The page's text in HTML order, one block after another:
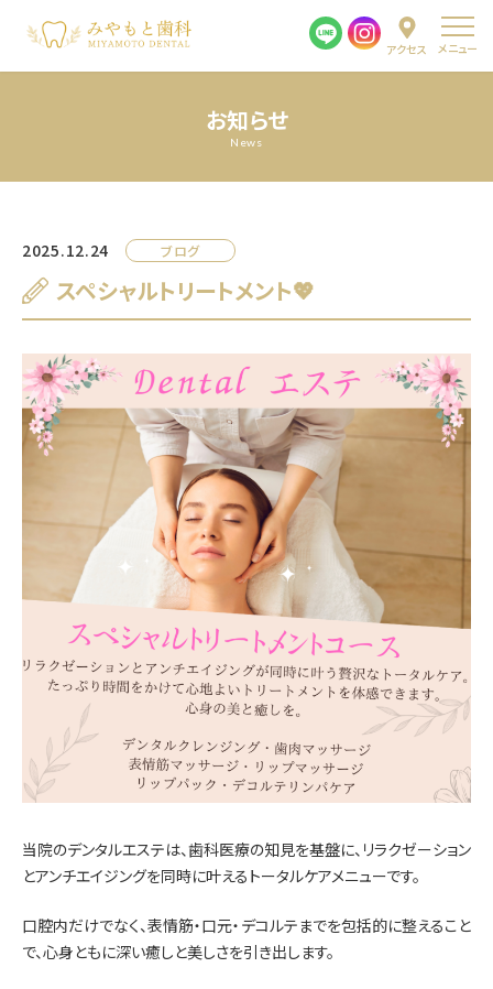
アクセス メニュー
お知らせ
News
2025.12.24 ブログ
スペシャルトリートメント💖
当院のデンタルエステは、歯科医療の知見を基盤に、リラクゼーション
とアンチエイジングを同時に叶えるトータルケアメニューです。
口腔内だけでなく、表情筋・口元・デコルテまでを包括的に整えること
で、心身ともに深い癒しと美しさを引き出します。